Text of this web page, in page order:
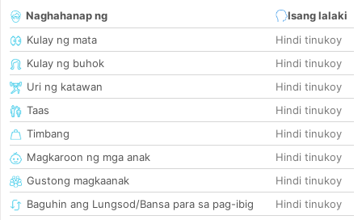
Naghahanap ng
Isang lalaki
Kulay ng mata
Hindi tinukoy
Kulay ng buhok
Hindi tinukoy
Uri ng katawan
Hindi tinukoy
Taas
Hindi tinukoy
Timbang
Hindi tinukoy
Magkaroon ng mga anak
Hindi tinukoy
Gustong magkaanak
Hindi tinukoy
Baguhin ang Lungsod/Bansa para sa pag-ibig
Hindi tinukoy